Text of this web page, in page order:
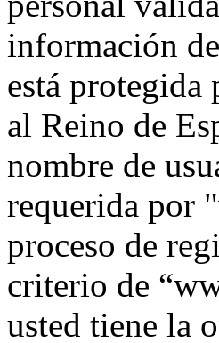
información
está protegida
al Reino de
nombre de
requerida por
proceso de
criterio de
usted tiene la